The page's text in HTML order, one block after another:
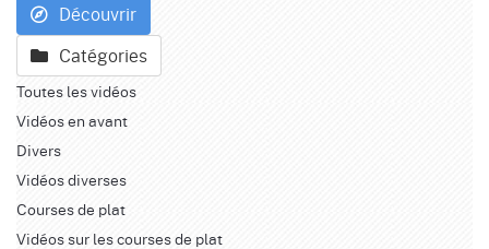
Découvrir
Catégories
Toutes les vidéos
Vidéos en avant
Divers
Vidéos diverses
Courses de plat
Vidéos sur les courses de plat